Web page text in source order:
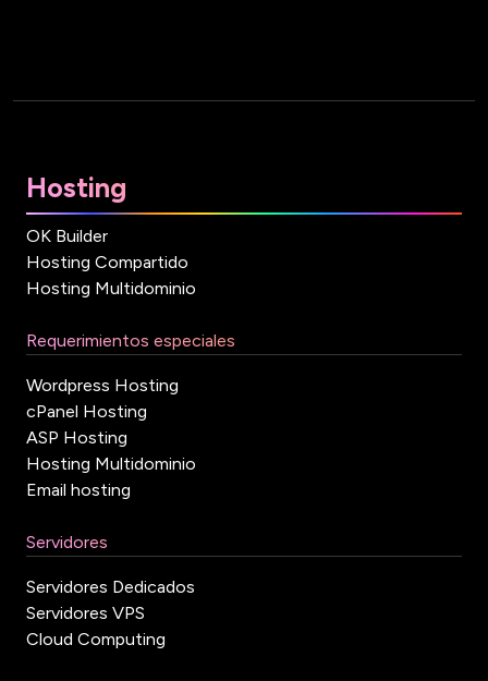
Hosting
OK Builder
Hosting Compartido
Hosting Multidominio
Requerimientos especiales
Wordpress Hosting
cPanel Hosting
ASP Hosting
Hosting Multidominio
Email hosting
Servidores
Servidores Dedicados
Servidores VPS
Cloud Computing